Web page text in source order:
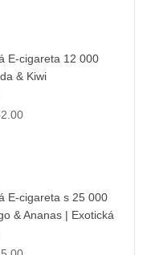
E-cigareta 12 000
& Kiwi
E-cigareta s 25 000
& Ananas | Exotická